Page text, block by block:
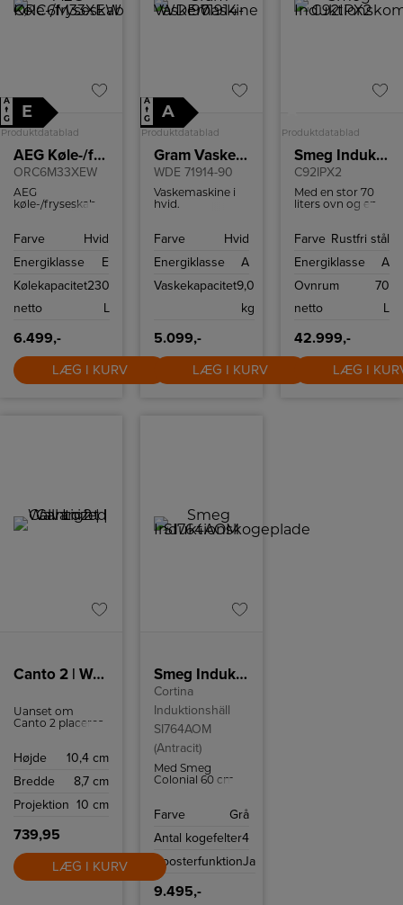
kraftfuld ydeevne
A
↑
G
E
Produktdatablad
AEG Køle-/fryseskab
ORC6M33XEW
AEG
køle-/fryseskab
Farve
Hvid
Energiklasse
E
Kølekapacitet
netto
230
L
6.499,-
LÆG I KURV
A
↑
G
A
Produktdatablad
Gram Vaskemaskine
WDE 71914-90
Vaskemaskine i
hvid.
tidsforskudt start
resttidsindikation.
automatisk
Farve
Hvid
Energiklasse
A
Vaskekapacitet9,0
kg
5.099,-
LÆG I KURV
Produktdatablad
Smeg Induktionskomfur
C92IPX2
Med en stor 70
liters ovn og en
udstyret til at
varieret menu.
en varmluftsovn
varmefordeling,
ovn er traditionel,
perfekt til retter,
der kræver en
mere rettet
varme. Begge
Farve Rustfri stål
Energiklasse
A
Ovnrum
netto
70
L
42.999,-
LÆG I
Canto 2 | Wall Light | Galvanized
Uanset om
Canto 2 placeres
helt speciel
Højde
10,4 cm
Bredde
8,7 cm
Projektion 10 cm
739,95
LÆG I KURV
Smeg Induktionskogeplade SI764AOM
Cortina
Induktionshäll
SI764AOM
(Antracit)
Med Smeg
Colonial 60 cm
du tilberede mad
takket være 4
induktionszoner
og flere intuitive
funktioner som
Quickstart og
Powerboost.
Farve
Grå
Antal kogefelter4
BoosterfunktionJa
9.495,-